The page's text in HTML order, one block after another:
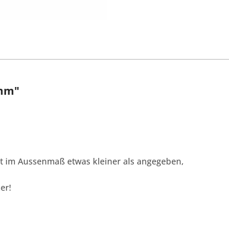
Aussenmaß etwas kleiner als angegeben,